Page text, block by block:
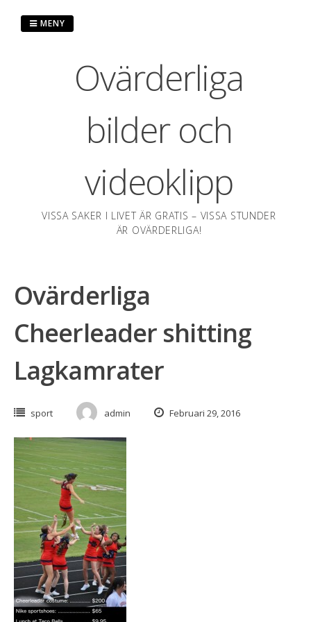
Ovärderliga
bilder och
videoklipp
VISSA SAKER I LIVET ÄR GRATIS – VISSA STUNDER
ÄR OVÄRDERLIGA!
MENY
Ovärderliga
Cheerleader shitting
Lagkamrater
sport admin Februari 29, 2016